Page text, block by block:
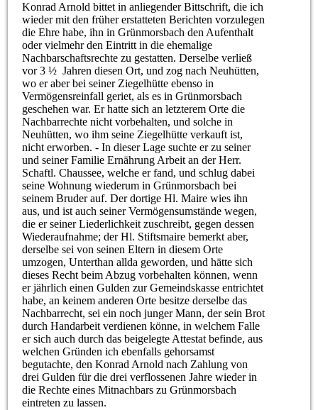
Konrad Arnold bittet in anliegender Bittschrift, die ich
wieder mit den früher erstatteten Berichten vorzulegen
die Ehre habe, ihn in Grünmorsbach den Aufenthalt
oder vielmehr den Eintritt in die ehemalige
Nachbarschaftsrechte zu gestatten. Derselbe verließ
vor 3 ½ Jahren diesen Ort, und zog nach Neuhütten,
wo er aber bei seiner Ziegelhütte ebenso in
Vermögensreinfall geriet, als es in Grünmorsbach
geschehen war. Er hatte sich an letzterem Orte die
Nachbarrechte nicht vorbehalten, und solche in
Neuhütten, wo ihm seine Ziegelhütte verkauft ist,
nicht erworben. - In dieser Lage suchte er zu seiner
und seiner Familie Ernährung Arbeit an der Herr.
Schaftl. Chaussee, welche er fand, und schlug dabei
seine Wohnung wiederum in Grünmorsbach bei
seinem Bruder auf. Der dortige Hl. Maire wies ihn
aus, und ist auch seiner Vermögensumstände wegen,
die er seiner Liederlichkeit zuschreibt, gegen dessen
Wiederaufnahme; der Hl. Stiftsmaire bemerkt aber,
derselbe sei von seinen Eltern in diesem Orte
umzogen, Unterthan allda geworden, und hätte sich
dieses Recht beim Abzug vorbehalten können, wenn
er jährlich einen Gulden zur Gemeindskasse entrichtet
habe, an keinem anderen Orte besitze derselbe das
Nachbarrecht, sei ein noch junger Mann, der sein Brot
durch Handarbeit verdienen könne, in welchem Falle
er sich auch durch das beigelegte Attestat befinde, aus
welchen Gründen ich ebenfalls gehorsamst
begutachte, den Konrad Arnold nach Zahlung von
drei Gulden für die drei verflossenen Jahre wieder in
die Rechte eines Mitnachbars zu Grünmorsbach
eintreten zu lassen.